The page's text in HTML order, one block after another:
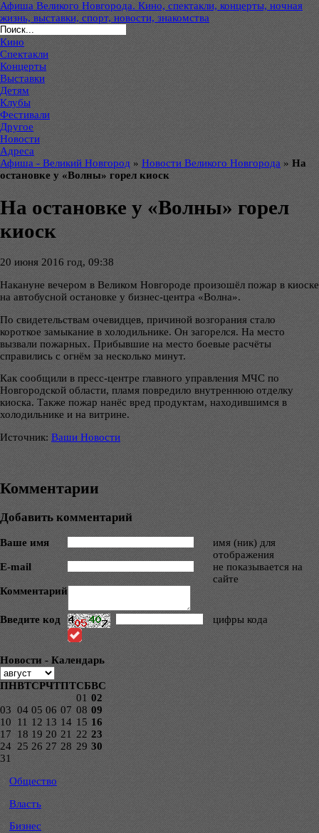
Афиша Великого Новгорода. Кино, спектакли, концерты, ночная
жизнь, выставки, спорт, новости, знакомства
Кино
Спектакли
Концерты
Выставки
Детям
Клубы
Фестивали
Другое
Новости
Адреса
Афиша - Великий Новгород » Новости Великого Новгорода » На
остановке у «Волны» горел киоск
На остановке у «Волны» горел
киоск
20 июня 2016 год, 09:38
Накануне вечером в Великом Новгороде произошёл пожар в киоске
на автобусной остановке у бизнес-центра «Волна».
По свидетельствам очевидцев, причиной возгорания стало
короткое замыкание в холодильнике. Он загорелся. На место
вызвали пожарных. Прибывшие на место боевые расчёты
справились с огнём за несколько минут.
Как сообщили в пресс-центре главного управления МЧС по
Новгородской области, пламя повредило внутреннюю отделку
киоска. Также пожар нанёс вред продуктам, находившимся в
холодильнике и на витрине.
Источник: Ваши Новости
Комментарии
Добавить комментарий
Ваше имя
имя (ник) для
отображения
E-mail
не показывается на
сайте
Комментарий
Введите код цифры кода
Новости - Календарь
ПНВТСРЧТПТСБВС
01 02
03 04 05 06 07 08 09
10
11 12 13 14 15 16
17
18 19 20 21 22 23
24 25 26 27 28 29 30
31
Общество
Власть
Бизнес